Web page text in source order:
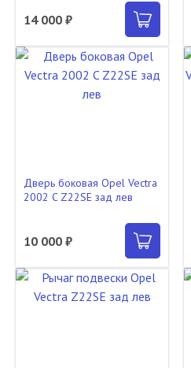
14 000 ₽
Дверь боковая Opel Vectra
2002 C Z22SE зад лев
10 000 ₽